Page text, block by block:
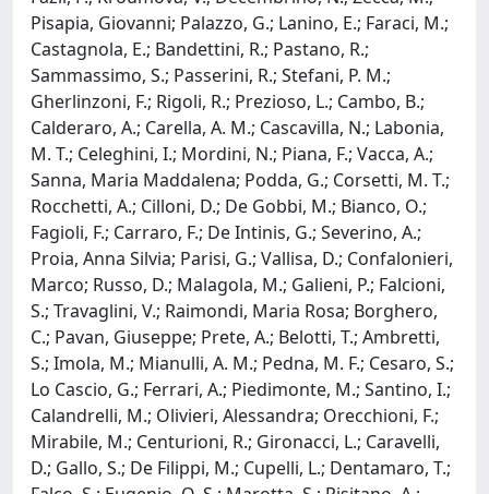
Pisapia, Giovanni; Palazzo, G.; Lanino, E.; Faraci, M.;
Castagnola, E.; Bandettini, R.; Pastano, R.;
Sammassimo, S.; Passerini, R.; Stefani, P. M.;
Gherlinzoni, F.; Rigoli, R.; Prezioso, L.; Cambo, B.;
Calderaro, A.; Carella, A. M.; Cascavilla, N.; Labonia,
M. T.; Celeghini, I.; Mordini, N.; Piana, F.; Vacca, A.;
Sanna, Maria Maddalena; Podda, G.; Corsetti, M. T.;
Rocchetti, A.; Cilloni, D.; De Gobbi, M.; Bianco, O.;
Fagioli, F.; Carraro, F.; De Intinis, G.; Severino, A.;
Proia, Anna Silvia; Parisi, G.; Vallisa, D.; Confalonieri,
Marco; Russo, D.; Malagola, M.; Galieni, P.; Falcioni,
S.; Travaglini, V.; Raimondi, Maria Rosa; Borghero,
C.; Pavan, Giuseppe; Prete, A.; Belotti, T.; Ambretti,
S.; Imola, M.; Mianulli, A. M.; Pedna, M. F.; Cesaro, S.;
Lo Cascio, G.; Ferrari, A.; Piedimonte, M.; Santino, I.;
Calandrelli, M.; Olivieri, Alessandra; Orecchioni, F.;
Mirabile, M.; Centurioni, R.; Gironacci, L.; Caravelli,
D.; Gallo, S.; De Filippi, M.; Cupelli, L.; Dentamaro, T.;